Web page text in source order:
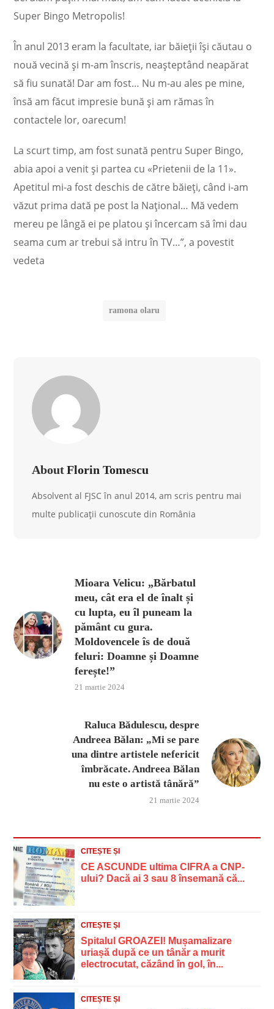
Super Bingo Metropolis!
În anul 2013 eram la facultate, iar băieții își căutau o
nouă vecină și m-am înscris, neașteptând neapărat
să fiu sunată! Dar am fost… Nu m-au ales pe mine,
însă am făcut impresie bună și am rămas în
contactele lor, oarecum!
La scurt timp, am fost sunată pentru Super Bingo,
abia apoi a venit și partea cu «Prietenii de la 11».
Apetitul mi-a fost deschis de către băieți, când i-am
văzut prima dată pe post la Național… Mă vedem
mereu pe lângă ei pe platou și încercam să îmi dau
seama cum ar trebui să intru în TV…”, a povestit
vedeta
ramona olaru
About Florin Tomescu
Absolvent al FJSC în anul 2014, am scris pentru mai
multe publicații cunoscute din România
Mioara Velicu: „Bărbatul
meu, cât era el de înalt și
cu lupta, eu îl puneam la
pământ cu gura.
Moldovencele îs de două
feluri: Doamne și Doamne
ferește!”
21 martie 2024
Raluca Bădulescu, despre
Andreea Bălan: „Mi se pare
una dintre artistele nefericit
îmbrăcate. Andreea Bălan
nu este o artistă tânără”
21 martie 2024
CITEȘTE ȘI
CE ASCUNDE ultima CIFRA a CNP-
ului? Dacă ai 3 sau 8 însemană că...
CITEȘTE ȘI
Spitalul GROAZEI! Mușamalizare
uriașă după ce un tânăr a murit
electrocutat, căzând în gol, în...
CITEȘTE ȘI